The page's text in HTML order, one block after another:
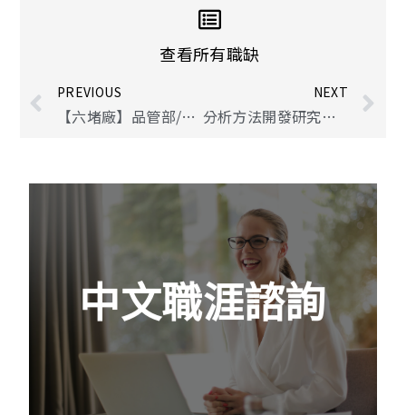
查看所有職缺
PREVIOUS
【六堵廠】品管部/理化課/ (助理)專員
NEXT
分析方法開發研究員級
中文職涯諮詢
中文職涯諮詢
如果你是剛畢業的新鮮人，可能對於未來可以
從事的領域沒有太多概念及想法。生技醫藥產
業界非常廣闊，你需要聽聽業界專家的建議，
除了豐富自己的眼界，也能提早確定目標。